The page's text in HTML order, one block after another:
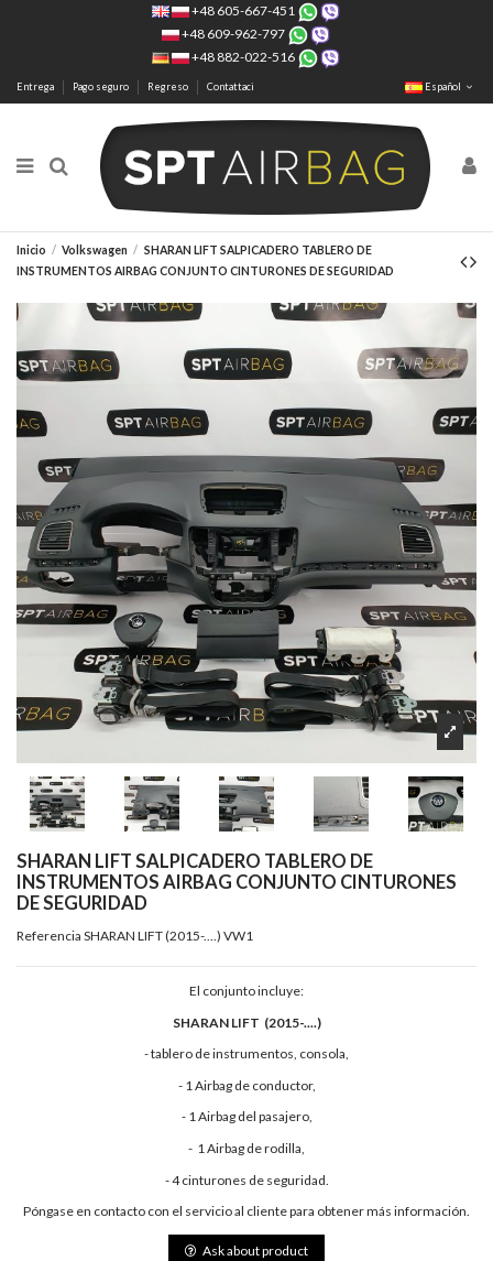
+48 605-667-451
+48 609-962-797
+48 882-022-516
Entrega Pago seguro Regreso Contattaci Español
Inicio Volkswagen
SHARAN LIFT SALPICADERO TABLERO DE
INSTRUMENTOS AIRBAG CONJUNTO CINTURONES DE SEGURIDAD
SHARAN LIFT SALPICADERO TABLERO DE
INSTRUMENTOS AIRBAG CONJUNTO CINTURONES
DE SEGURIDAD
Referencia SHARAN LIFT (2015-....) VW1
El conjunto incluye:
SHARAN LIFT (2015-....)
- tablero de instrumentos, consola,
- 1 Airbag de conductor,
- 1 Airbag del pasajero,
- 1 Airbag de rodilla,
- 4 cinturones de seguridad.
Póngase en contacto con el servicio al cliente para obtener más información.
Ask about product